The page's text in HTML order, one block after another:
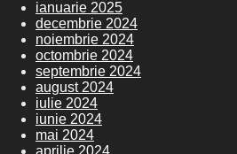
ianuarie 2025
decembrie 2024
noiembrie 2024
octombrie 2024
septembrie 2024
august 2024
iulie 2024
iunie 2024
mai 2024